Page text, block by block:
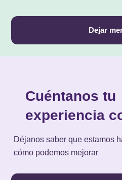
Dejar
Cuéntanos tu
experiencia
Déjanos saber que estamos
cómo podemos mejorar